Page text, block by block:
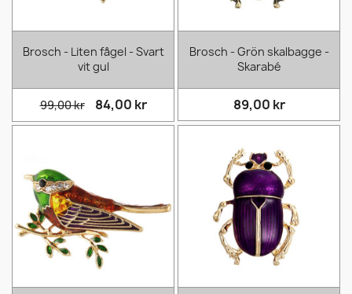
Brosch - Liten fågel - Svart
vit gul
99,00 kr 84,00 kr
Brosch - Grön skalbagge -
Skarabé
89,00 kr